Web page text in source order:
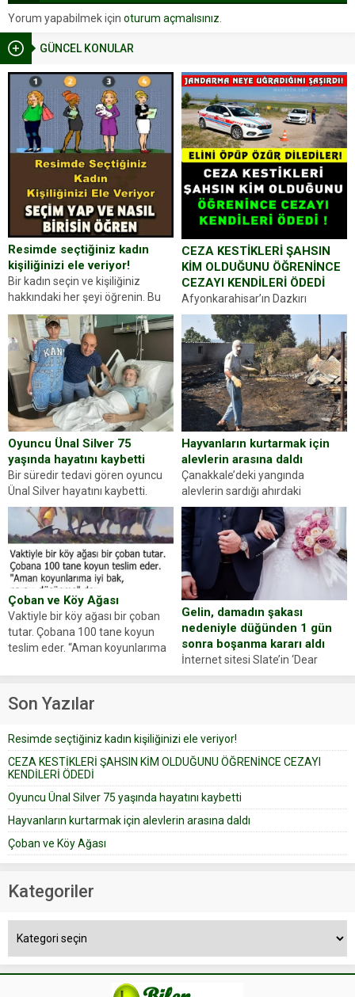
GÜNCEL KONULAR
Resimde seçtiğiniz kadın
kişiliğinizi ele veriyor!
Bir kadın seçin ve kişiliğiniz
hakkındaki her şeyi öğrenin. Bu
kez karşınıza oldukça farklı bir
kişilik testiyle çıkıyoruz. Resimde
gördüğünüz kadın figürlerinden
dikkatinizi en...
CEZA KESTİKLERİ ŞAHSIN
KİM OLDUĞUNU ÖĞRENİNCE
CEZAYI KENDİLERİ ÖDEDİ
Afyonkarahisar’ın Dazkırı
ilçesinde trafik uygulaması
yapan jandarma ekipleri
durdurdukları bir otomobilin
sürücüsünden ehliyet ve ruhsat
sorup belgelerini istedi. Sürücü
Abdurrahman Ö.nün verdiği
evraklarda eksik olduğunu...
Oyuncu Ünal Silver 75
yaşında hayatını kaybetti
Bir süredir tedavi gören oyuncu
Ünal Silver hayatını kaybetti.
Haberi, oyuncunun menajerlik
ajansı duyurdu. Renda Güner,
sosyal medya hesabında “Usta
Oyuncumuz ve çok değerli
dostumuz...
Hayvanların kurtarmak için
alevlerin arasına daldı
Çanakkale’deki yangında
alevlerin sardığı ahırdaki
hayvanlarını kurtarmak isteyen
Zeki Demir (66) ölümden döndü.
Yüzünde ve ellerinde yanıklar
oluşan Demir, kâbus dolu anları
anlattı… Merkeze bağlı...
Çoban ve Köy Ağası
Vaktiyle bir köy ağası bir çoban
tutar. Çobana 100 tane koyun
teslim eder. “Aman koyunlarıma
Çoban koyunları alır gider. Aylar...
Gelin, damadın şakası
nedeniyle düğünden 1 gün
sonra boşanma kararı aldı
İnternet sitesi Slate’in ‘Dear
Prudence’ isimli tavsiye köşesine
yapıştırdığı için düğünden...
Son Yazılar
Resimde seçtiğiniz kadın kişiliğinizi ele veriyor!
CEZA KESTİKLERİ ŞAHSIN KİM OLDUĞUNU ÖĞRENİNCE CEZAYI
KENDİLERİ ÖDEDİ
Oyuncu Ünal Silver 75 yaşında hayatını kaybetti
Hayvanların kurtarmak için alevlerin arasına daldı
Çoban ve Köy Ağası
Kategoriler
Yorum yapabilmek için oturum açmalısınız